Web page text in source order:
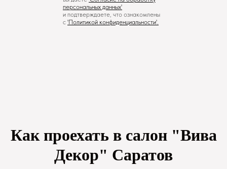
персональных данных'
и подтверждаете, что ознакомлены
с 'Политикой конфиденциальности'.
Как проехать в салон "Вива
Декор" Саратов